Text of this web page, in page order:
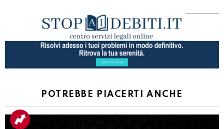
POTREBBE PIACERTI ANCHE